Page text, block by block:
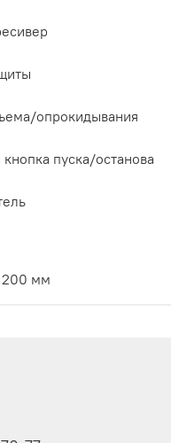
опрокидывания
пуска/останова
мм